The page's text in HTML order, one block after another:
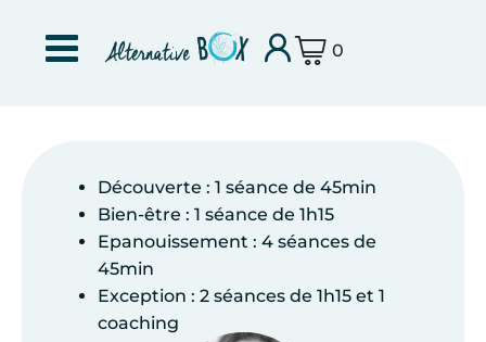
0
Découverte : 1 séance de 45min
Bien-être : 1 séance de 1h15
Epanouissement : 4 séances de
45min
Exception : 2 séances de 1h15 et 1
coaching